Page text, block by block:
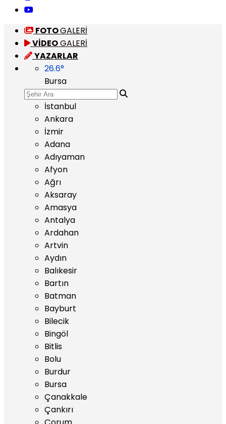
FOTOGALERİ
VİDEOGALERİ
YAZARLAR
26.6°
Bursa
İstanbul
Ankara
İzmir
Adana
Adıyaman
Afyon
Ağrı
Aksaray
Amasya
Antalya
Ardahan
Artvin
Aydın
Balıkesir
Bartın
Batman
Bayburt
Bilecik
Bingöl
Bitlis
Bolu
Burdur
Bursa
Çanakkale
Çankırı